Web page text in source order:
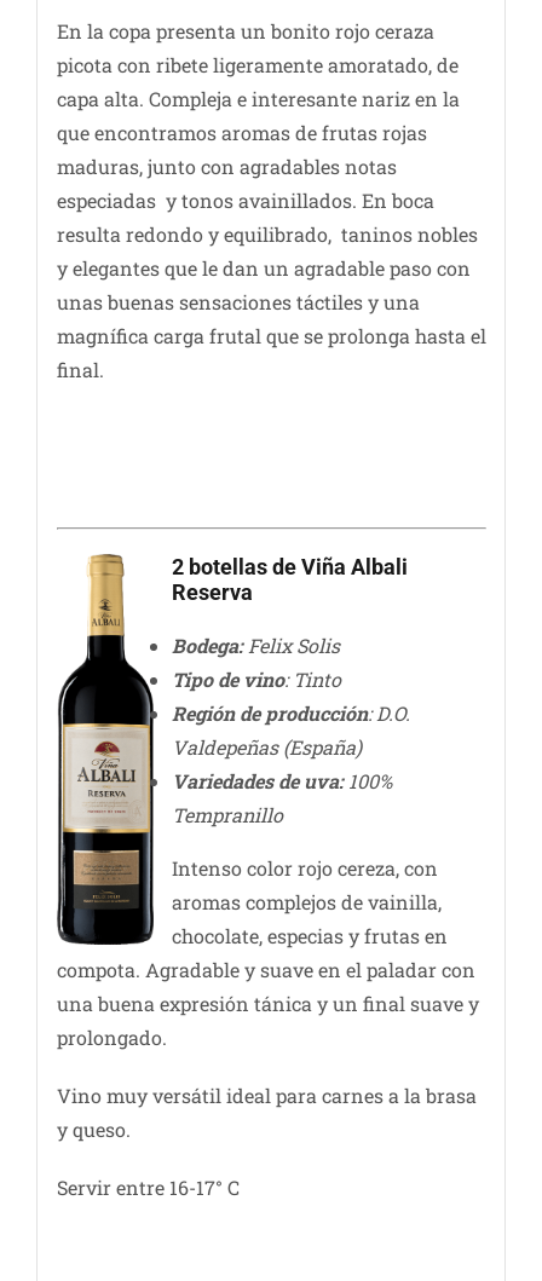
En la copa presenta un bonito rojo ceraza
picota con ribete ligeramente amoratado, de
capa alta. Compleja e interesante nariz en la
que encontramos aromas de frutas rojas
maduras, junto con agradables notas
especiadas y tonos avainillados. En boca
resulta redondo y equilibrado, taninos nobles
y elegantes que le dan un agradable paso con
unas buenas sensaciones táctiles y una
magnífica carga frutal que se prolonga hasta el
final.
2 botellas de Viña Albali
Reserva
Bodega:Felix Solis
Tipo de vino: Tinto
Región de producción: D.O.
Valdepeñas (España)
Variedades de uva: 100%
Tempranillo
Intenso color rojo cereza, con
aromas complejos de vainilla,
chocolate, especias y frutas en
compota. Agradable y suave en el paladar con
una buena expresión tánica y un final suave y
prolongado.
Vino muy versátil ideal para carnes a la brasa
y queso.
Servir entre 16-17° C